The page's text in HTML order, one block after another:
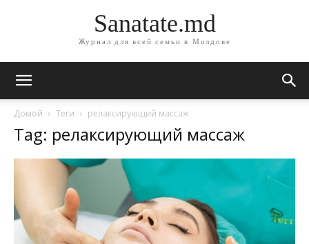
Sanatate.md
Журнал для всей семьи в Молдове
Домой Теги релаксирующий массаж
Tag: релаксирующий массаж